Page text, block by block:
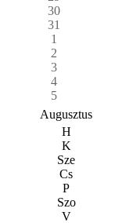
30
31
1
2
3
4
5
Augusztus
H
K
Sze
Cs
P
Szo
V